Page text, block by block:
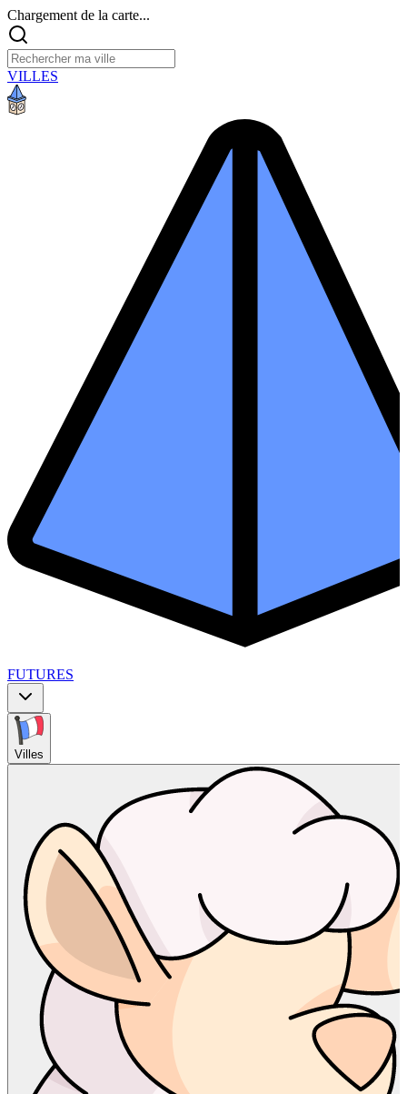
Chargement de la carte...
VILLES
FUTURES
Villes